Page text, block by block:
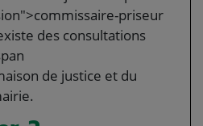
priseur
des consultations
de justice et du